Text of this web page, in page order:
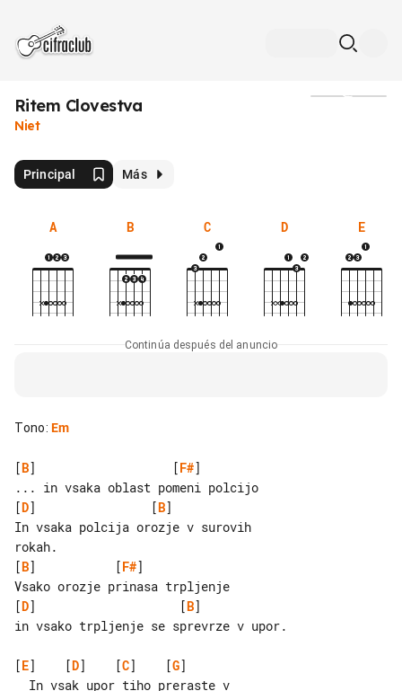
Ritem Clovestva
Niet
Principal Más
A B C D E
Continúa después del anuncio
Tono: Em
[B]                   [F#]
[D]                [B]
In vsaka polcija orozje v surovih
[B]           [F#]
[D]                    [B]
in vsako trpljenje se sprevrze v upor.
[E]    [D]    [C]    [G]